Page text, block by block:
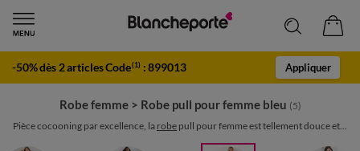
-50% dès 2 articles Code(1) :899013 Appliquer
Robe femme > Robe pull pour femme bleu (5)
Pièce cocooning par excellence, la robe pull pour femme est tellement douce et...